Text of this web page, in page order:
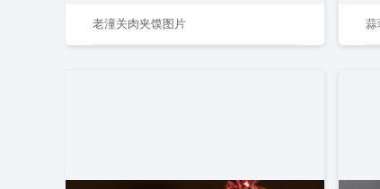
老潼关肉夹馍图片 蒜